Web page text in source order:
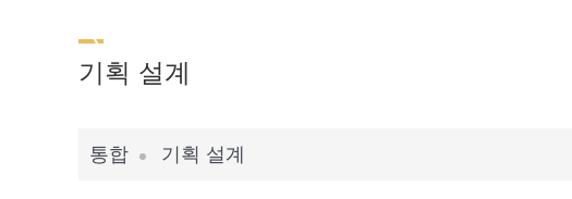
기획 설계
통합 기획 설계